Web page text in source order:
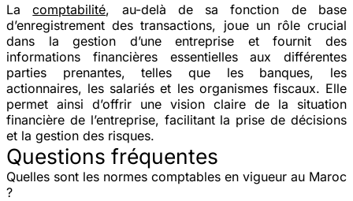
Lacomptabilité, au-delà de sa fonction de base
d’enregistrement des transactions, joue un rôle crucial
dans la gestion d’une entreprise et fournit des
informations financières essentielles aux différentes
parties prenantes, telles que les banques, les
actionnaires, les salariés et les organismes fiscaux. Elle
permet ainsi d’offrir une vision claire de la situation
financière de l’entreprise, facilitant la prise de décisions
et la gestion des risques.
Questions fréquentes
Quelles sont les normes comptables en vigueur au Maroc
?